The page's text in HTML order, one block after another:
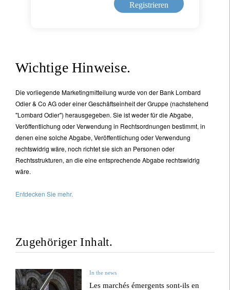
Registrieren
Wichtige Hinweise.
Die vorliegende Marketingmitteilung wurde von der Bank Lombard
Odier & Co AG oder einer Geschäftseinheit der Gruppe (nachstehend
"Lombard Odier") herausgegeben. Sie ist weder für die Abgabe,
Veröffentlichung oder Verwendung in Rechtsordnungen bestimmt, in
denen eine solche Abgabe, Veröffentlichung oder Verwendung
rechtswidrig wäre, noch richtet sie sich an Personen oder
Rechtsstrukturen, an die eine entsprechende Abgabe rechtswidrig
wäre.
Entdecken Sie mehr.
Zugehöriger Inhalt.
In the news
Les marchés émergents sont-ils en